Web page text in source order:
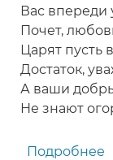
Вас впереди
Почет,
Царят пусть
Достаток,
А ваши
Не знают
Подробнее